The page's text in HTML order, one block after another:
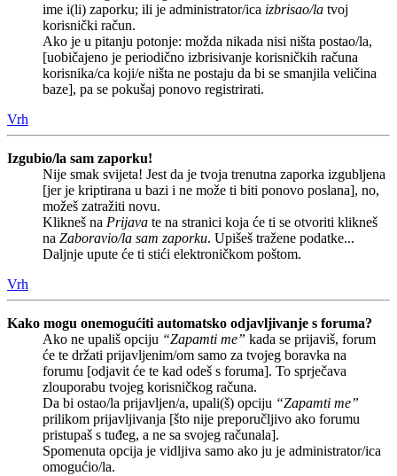
ime i(li) zaporku; ili je administrator/ica izbrisao/la tvoj
korisnički račun.
Ako je u pitanju potonje: možda nikada nisi ništa postao/la,
[uobičajeno je periodično izbrisivanje korisničkih računa
korisnika/ca koji/e ništa ne postaju da bi se smanjila veličina
baze], pa se pokušaj ponovo registrirati.
Vrh
Izgubio/la sam zaporku!
Nije smak svijeta! Jest da je tvoja trenutna zaporka izgubljena
[jer je kriptirana u bazi i ne može ti biti ponovo poslana], no,
možeš zatražiti novu.
Klikneš na Prijava te na stranici koja će ti se otvoriti klikneš
na Zaboravio/la sam zaporku. Upišeš tražene podatke...
Daljnje upute će ti stići elektroničkom poštom.
Vrh
Kako mogu onemogućiti automatsko odjavljivanje s foruma?
Ako ne upališ opciju “Zapamti me” kada se prijaviš, forum
će te držati prijavljenim/om samo za tvojeg boravka na
forumu [odjavit će te kad odeš s foruma]. To sprječava
zlouporabu tvojeg korisničkog računa.
Da bi ostao/la prijavljen/a, upali(š) opciju “Zapamti me”
prilikom prijavljivanja [što nije preporučljivo ako forumu
pristupaš s tuđeg, a ne sa svojeg računala].
Spomenuta opcija je vidljiva samo ako ju je administrator/ica
omogućio/la.